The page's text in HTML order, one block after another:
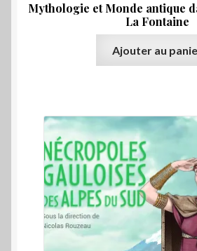
Mythologie et Monde antique
La Fontaine
Ajouter au